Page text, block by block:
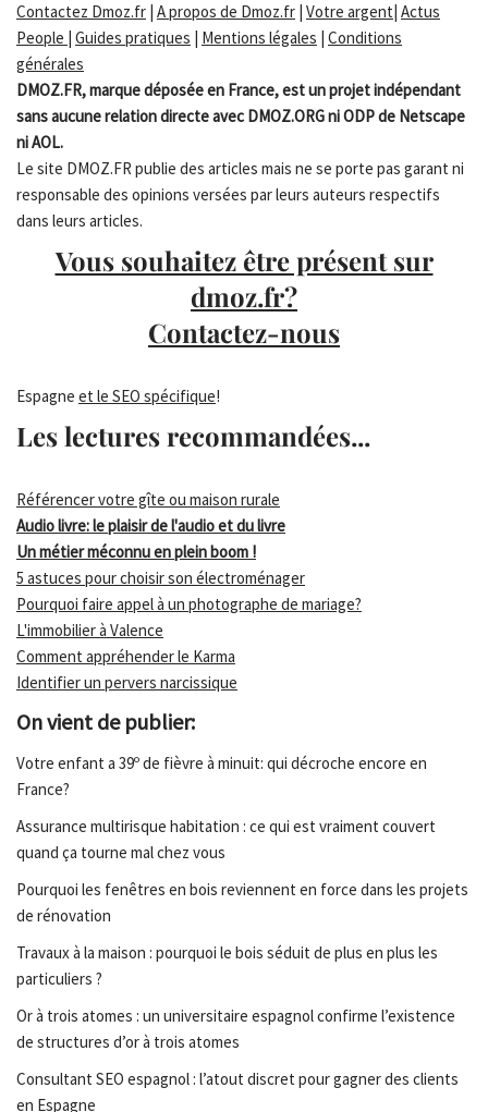
Contactez Dmoz.fr | A propos de Dmoz.fr | Votre argent| Actus
People | Guides pratiques | Mentions légales | Conditions
générales
DMOZ.FR, marque déposée en France, est un projet indépendant
sans aucune relation directe avec DMOZ.ORG ni ODP de Netscape
ni AOL.
Le site DMOZ.FR publie des articles mais ne se porte pas garant ni
responsable des opinions versées par leurs auteurs respectifs
dans leurs articles.
Vous souhaitez être présent sur
dmoz.fr?
Contactez-nous
Espagne et le SEO spécifique!
Les lectures recommandées...
Référencer votre gîte ou maison rurale
Audio livre: le plaisir de l'audio et du livre
Un métier méconnu en plein boom !
5 astuces pour choisir son électroménager
Pourquoi faire appel à un photographe de mariage?
L'immobilier à Valence
Comment appréhender le Karma
Identifier un pervers narcissique
On vient de publier:
Votre enfant a 39º de fièvre à minuit: qui décroche encore en
France?
Assurance multirisque habitation : ce qui est vraiment couvert
quand ça tourne mal chez vous
Pourquoi les fenêtres en bois reviennent en force dans les projets
de rénovation
Travaux à la maison : pourquoi le bois séduit de plus en plus les
particuliers ?
Or à trois atomes : un universitaire espagnol confirme l’existence
de structures d’or à trois atomes
Consultant SEO espagnol : l’atout discret pour gagner des clients
en Espagne